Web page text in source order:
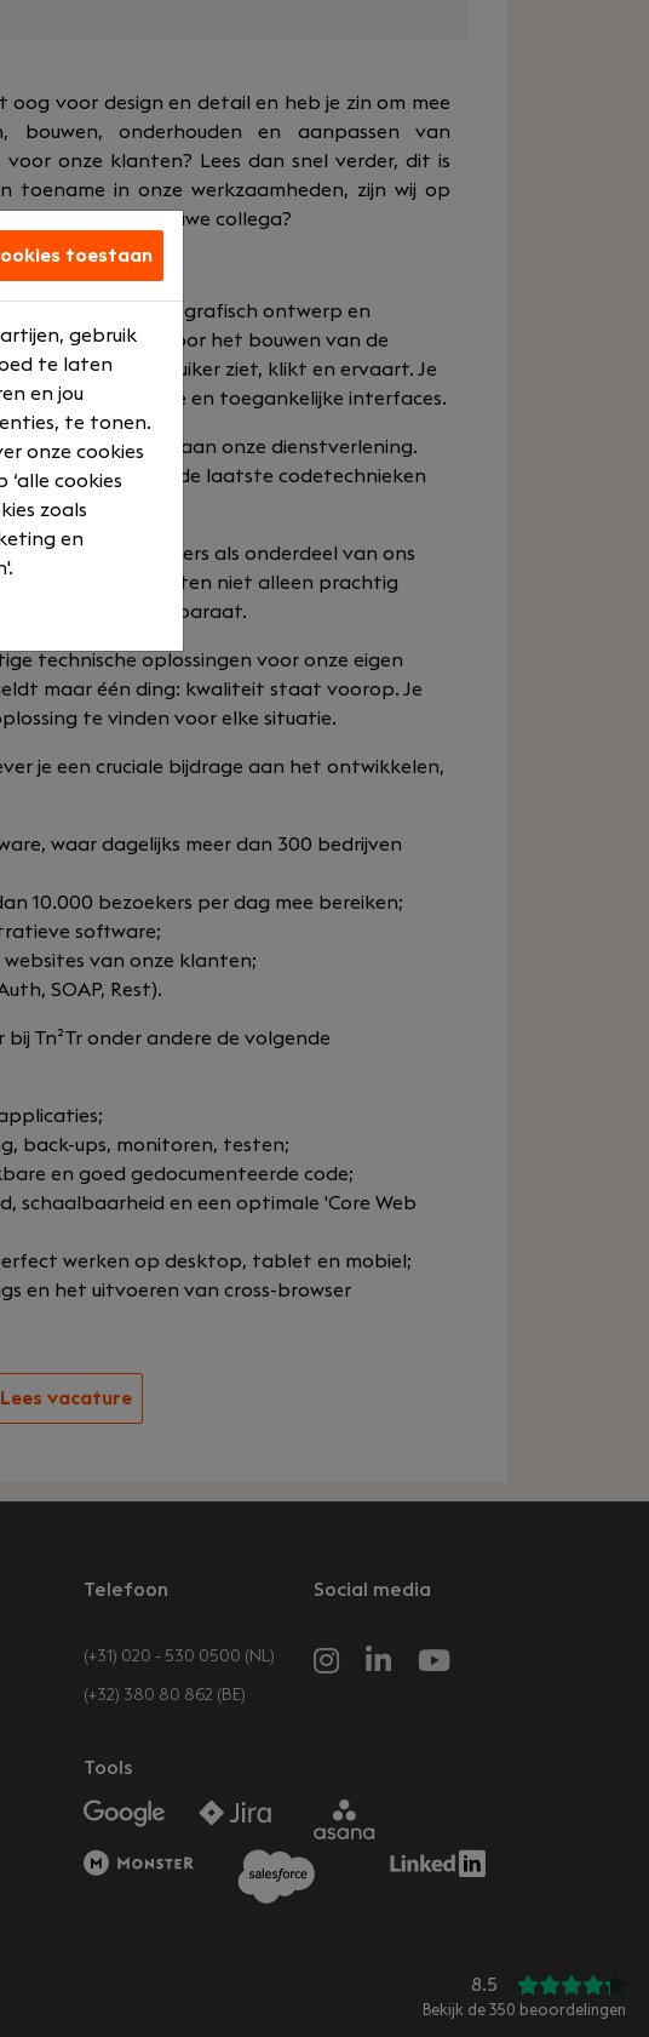
oog voor design en detail en heb je zin om mee
onderhouden en aanpassen van
onze klanten? Lees dan snel verder, dit is
toename in onze werkzaamheden, zijn wij op
Word jij onze nieuwe collega?
jij de brug tussen grafisch ontwerp en
voor het bouwen van de
alles wat de gebruiker ziet, klikt en ervaart. Je
interactieve en toegankelijke interfaces.
die bijdragen aan onze dienstverlening.
in perfecte, op de laatste codetechnieken
Back-End Developers als onderdeel van ons
digitale producten niet alleen prachtig
op elk apparaat.
technische oplossingen voor onze eigen
maar één ding: kwaliteit staat voorop. Je
te vinden voor elke situatie.
je een cruciale bijdrage aan het ontwikkelen,
waar dagelijks meer dan 300 bedrijven
10.000 bezoekers per dag mee bereiken;
software;
van onze klanten;
SOAP, Rest).
Tn²Tr onder andere de volgende
back-ups, monitoren, testen;
en goed gedocumenteerde code;
schaalbaarheid en een optimale 'Core Web
werken op desktop, tablet en mobiel;
en het uitvoeren van cross-browser
Lees vacature
Telefoon
(+31) 020 - 530 0500 (NL)
(+32) 380 80 862 (BE)
Social media
Tools
8.5
Bekijk de 350 beoordelingen
toestaan
gebruik
te laten
en jou
te tonen.
onze cookies
cookies
zoals
en